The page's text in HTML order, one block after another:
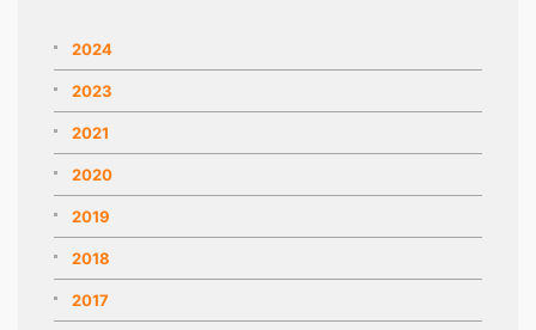
2024
2023
2021
2020
2019
2018
2017